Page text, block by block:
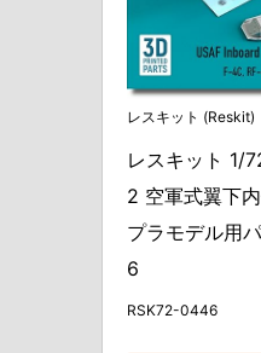
レスキット (Reskit)
レスキット 1/
2 空軍式翼下
プラモデル用
6
RSK72-0446